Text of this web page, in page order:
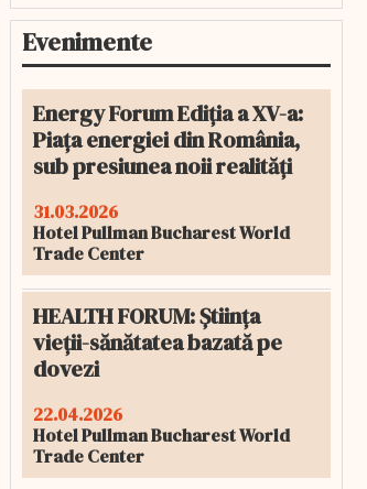
Evenimente
Energy Forum Ediția a XV-a:
Piața energiei din România,
sub presiunea noii realități
31.03.2026
Hotel Pullman Bucharest World
Trade Center
HEALTH FORUM: Știința
vieții-sănătatea bazată pe
dovezi
22.04.2026
Hotel Pullman Bucharest World
Trade Center